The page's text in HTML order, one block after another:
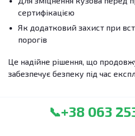
сертифікацією
Як додатковий захист при
порогів
Це надійне рішення, що
забезпечує безпеку під час
📞+38 063